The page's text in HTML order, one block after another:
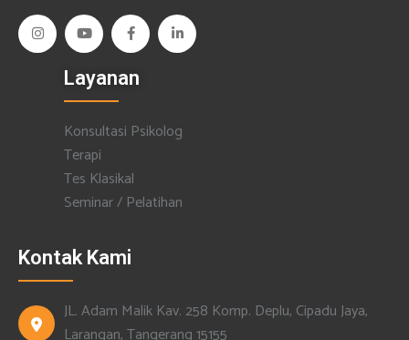
Layanan
Konsultasi Psikolog
Terapi
Tes Klasikal
Seminar / Pelatihan
Kontak Kami
JL. Adam Malik Kav. 258 Komp. Deplu, Cipadu Jaya,
Larangan, Tangerang 15155